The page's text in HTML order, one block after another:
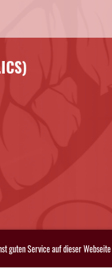
guten Service auf dieser